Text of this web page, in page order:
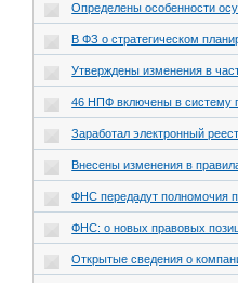
Определены особенности
В ФЗ о стратегическом
Утверждены изменения в
46 НПФ включены в систему
Заработал электронный
Внесены изменения в
ФНС передадут полномочия
ФНС: о новых правовых
Открытые сведения о